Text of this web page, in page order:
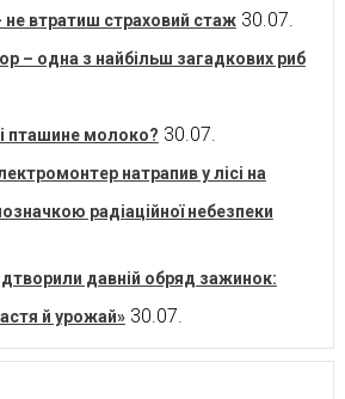
втратиш страховий стаж 30.07.
– одна з найбільш загадкових риб
пташине молоко? 30.07.
натрапив у лісі на
радіаційної небезпеки
давній обряд зажинок:
й урожай» 30.07.